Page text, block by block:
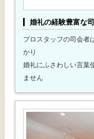
婚礼の経験豊富
プロスタッフの司会者
かり
婚礼にふさわしい言葉
ません